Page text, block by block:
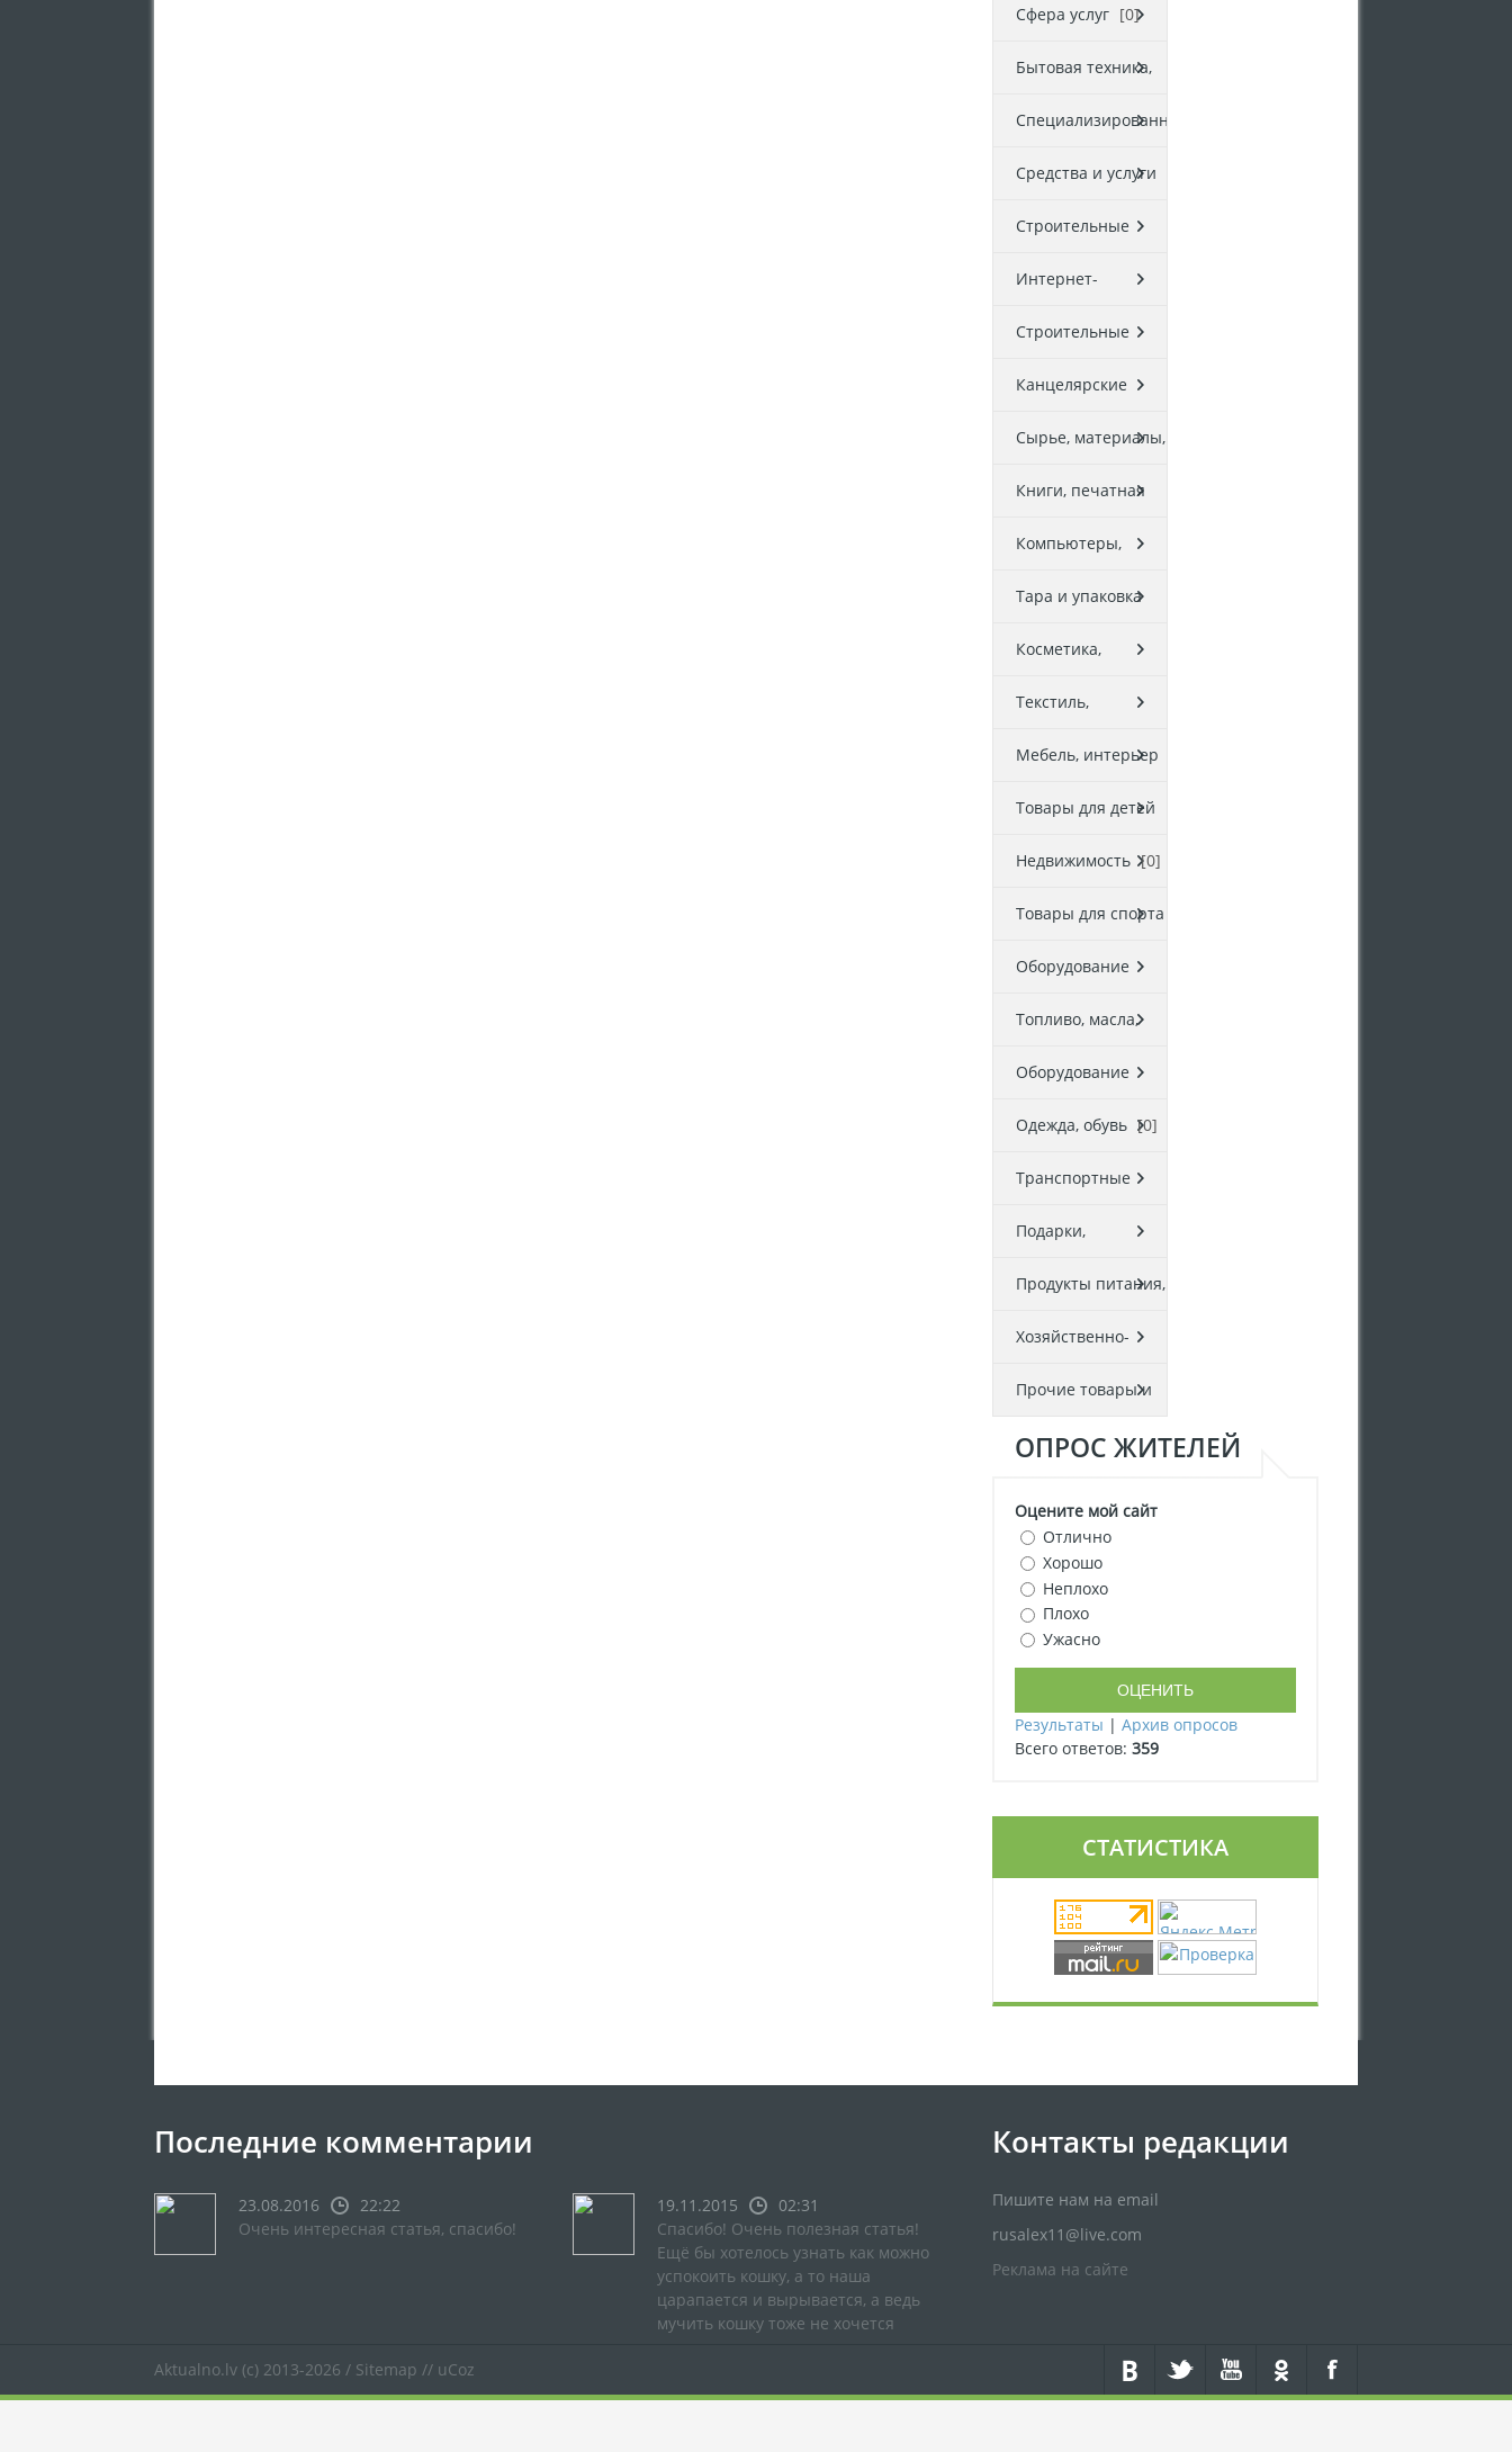
Cфера услуг [0]
Бытовая техника,
электроника [0]
Специализированные
товары [0]
Средства и услуги
связи [0]
Строительные
материалы,
оборудование [0]
Интернет-
магазины [0]
Строительные
услуги [0]
Канцелярские
товары [0]
Сырье, материалы,
комплектующие
[0]
Книги, печатная
продукция [0]
Компьютеры,
оргтехника [0]
Тара и упаковка
[0]
Косметика,
парфюмерия [0]
Текстиль,
галантерея [0]
Мебель, интерьер
[0]
Товары для детей
[0]
Недвижимость [0]
Товары для спорта
и отдыха [0]
Оборудование
производства [0]
Топливо, масла,
нефтепродукты
[0]
Оборудование
сферы услуг [0]
Одежда, обувь [0]
Транспортные
услуги [0]
Подарки,
украшения [0]
Продукты питания,
напитки [0]
Хозяйственно-
бытовые товары
[0]
Прочие товары и
услуги [0]
ОПРОС ЖИТЕЛЕЙ
Оцените мой сайт
Отлично
Хорошо
Неплохо
Плохо
Ужасно
Результаты | Архив опросов
Всего ответов: 359
СТАТИСТИКА
Последние комментарии
23.08.2016
22:22
Очень интересная статья, спасибо!
19.11.2015
02:31
Спасибо! Очень полезная статья!
Ещё бы хотелось узнать как можно
успокоить кошку, а то наша
царапается и вырывается, а ведь
мучить кошку тоже не хочется
Контакты редакции
Пишите нам на email
rusalex11@live.com
Реклама на сайте
Aktualno.lv (c) 2013-2026 / Sitemap // uCoz